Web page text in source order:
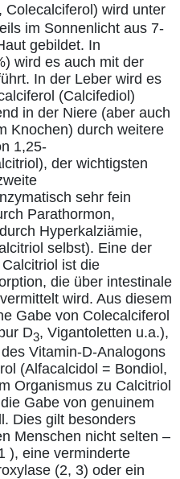
Colecalciferol) wird unter
im Sonnenlicht aus 7-
gebildet. In
wird es auch mit der
In der Leber wird es
(Calcifediol)
in der Niere (aber auch
Knochen) durch weitere
1,25-
der wichtigsten
sehr fein
Parathormon,
Hyperkalziämie,
selbst). Eine der
ist die
die über intestinale
wird. Aus diesem
Gabe von Colecalciferol
D3, Vigantoletten u.a.),
Vitamin-D-Analogons
(Alfacalcidol = Bondiol,
Organismus zu Calcitriol
Gabe von genuinem
Dies gilt besonders
Menschen nicht selten –
), eine verminderte
(2, 3) oder ein